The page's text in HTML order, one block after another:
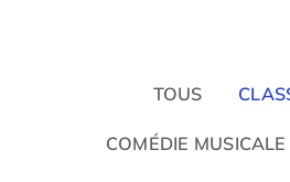
TOUS
COMÉDIE